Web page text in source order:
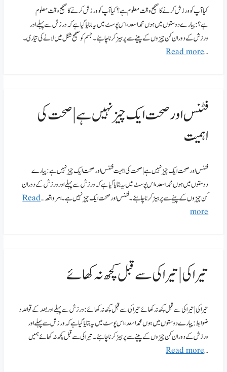
کیا آپ کو ورزش کرنے کا صحیح وقت معلوم ہے؟ کیا آپ کو ورزش کرنے کا صحیح وقت معلوم
ہے؟:پیارے دوستوں میں ہوں محمد اسعد، اس پوسٹ میں یہ بتایا گیا ہے کہ ورزش سےپہلے اور
ورزش کے دوران کن چیزوں کے پینے سے پرہیز کرنا چاہئے۔ جسم کو صحیح شکل میں لانے کی تیاری۔
…
Read more
فٹنس اور صحت ایک چیز نہیں ہے | صحت کی
اہمیت
فٹنس اور صحت ایک چیز نہیں ہے | صحت کی اہمیت فٹنس اور صحت ایک چیز نہیں ہے :پیارے
دوستوں میں ہوں محمد اسعد، اس پوسٹ میں یہ بتایا گیا ہے کہ ورزش سےپہلے اور ورزش کے دوران
کن چیزوں کے پینے سے پرہیز کرنا چاہئے۔ فٹنس اور صحت ایک چیز نہیں ہے۔ امر واقعہ …Read
more
تیراکی|تیراکی سے قبل کچھ نہ کھائے
تیراکی|تیراکی سے قبل کچھ نہ کھائے تیراکی سے قبل کچھ نہ کھائے :ورزش سے پہلے اور بعد کے قواعد و
ضوابط:پیارے دوستوں میں ہوں محمد اسعد، اس پوسٹ میں یہ بتایا گیا ہے کہ ورزش سےپہلے اور
ورزش کے دوران کن چیزوں کے پینے سے پرہیز کرنا چاہئے۔ تیراکی سے قبل کچھ نہ کھائے ہمیں
…
Read more